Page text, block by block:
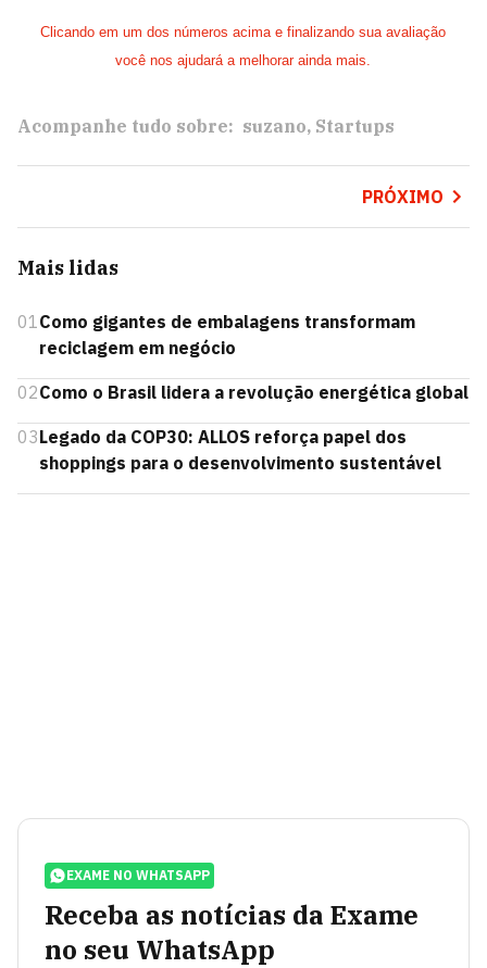
Clicando em um dos números acima e finalizando sua avaliação
você nos ajudará a melhorar ainda mais.
Acompanhe tudo sobre: suzano Startups
PRÓXIMO
Mais lidas
01Como gigantes de embalagens transformam
reciclagem em negócio
02Como o Brasil lidera a revolução energética global
03Legado da COP30: ALLOS reforça papel dos
shoppings para o desenvolvimento sustentável
EXAME NO WHATSAPP
Receba as notícias da Exame
no seu WhatsApp